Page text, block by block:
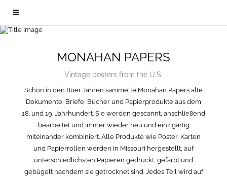
MONAHAN PAPERS
Vintage posters from the U.S.
Schon in den 80er Jahren sammelte Monahan Papers alte
Dokumente, Briefe, Bücher und Papierprodukte aus dem
18. und 19. Jahrhundert. Sie werden gescannt, anschließend
bearbeitet und immer wieder neu und einzigartig
miteinander kombiniert. Alle Produkte wie Poster, Karten
und Papierrollen werden in Missouri hergestellt, auf
unterschiedlichsten Papieren gedruckt, gefärbt und
gebügelt nachdem sie getrocknet sind. Jedes Teil wird auf